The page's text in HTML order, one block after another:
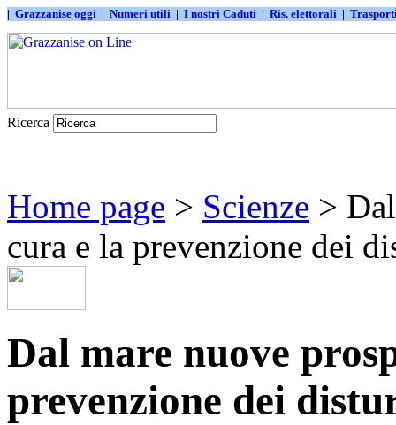
| Grazzanise oggi | Numeri utili | I nostri Caduti | Ris. elettorali |
Ricerca
Home page > Scienze >
cura e la prevenzione dei
Dal mare nuove
prevenzione dei